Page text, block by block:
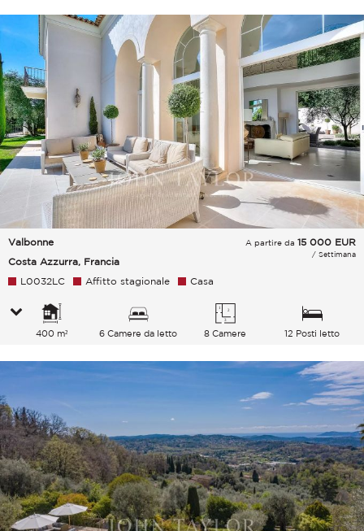
Valbonne
Costa Azzurra, Francia
A partire da 15 000 EUR
/ Settimana
L0032LC Affitto stagionale Casa
400 m² 6 Camere da letto 8 Camere 12 Posti letto